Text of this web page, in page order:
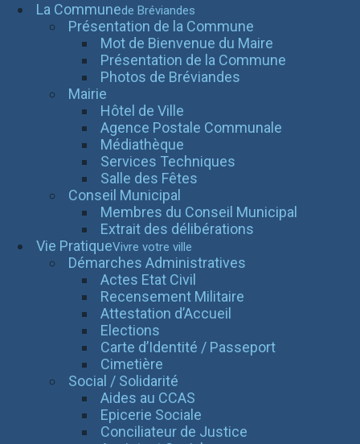
La Communede Bréviandes
Présentation de la Commune
Mot de Bienvenue du Maire
Présentation de la Commune
Photos de Bréviandes
Mairie
Hôtel de Ville
Agence Postale Communale
Médiathèque
Services Techniques
Salle des Fêtes
Conseil Municipal
Membres du Conseil Municipal
Extrait des délibérations
Vie PratiqueVivre votre ville
Démarches Administratives
Actes Etat Civil
Recensement Militaire
Attestation d’Accueil
Elections
Carte d’Identité / Passeport
Cimetière
Social / Solidarité
Aides au CCAS
Epicerie Sociale
Conciliateur de Justice